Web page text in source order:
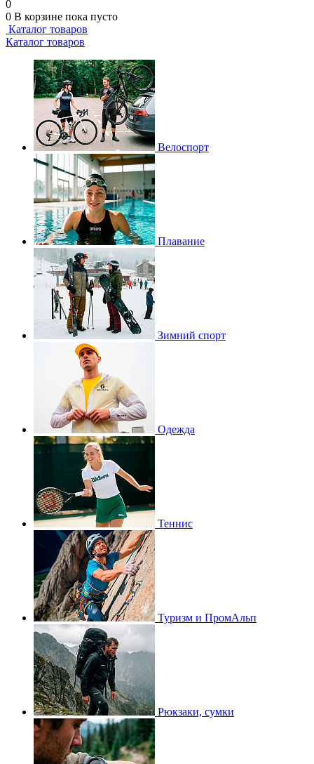
0
0 В корзине пока пусто
Каталог товаров
Каталог товаров
Велоспорт
Плавание
Зимний спорт
Одежда
Теннис
Туризм и ПромАльп
Рюкзаки, сумки